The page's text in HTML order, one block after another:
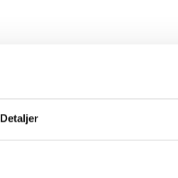
Detaljer